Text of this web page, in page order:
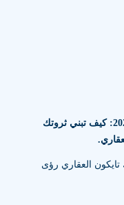
الاستثمار العقاري في مصر 2025: كيف تبني ثروتك
العقاري رؤى